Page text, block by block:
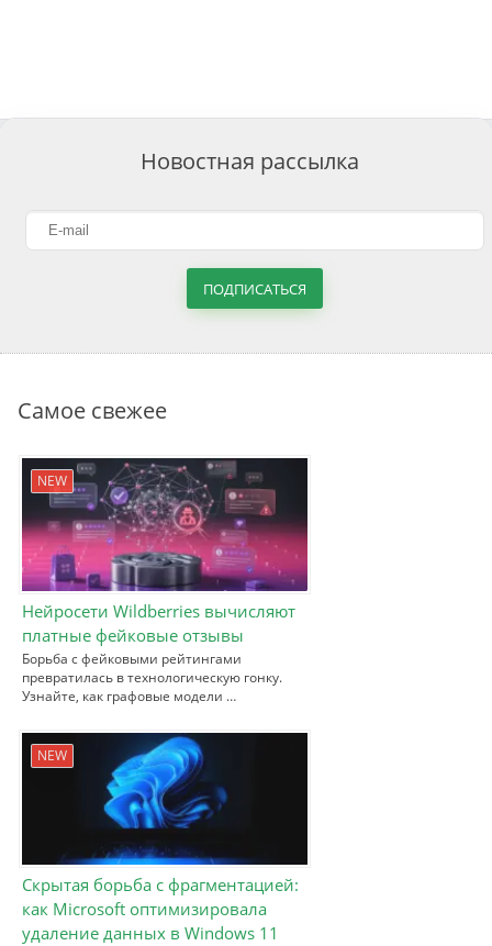
Новостная рассылка
ПОДПИСАТЬСЯ
Самое свежее
NEW
Нейросети Wildberries вычисляют
платные фейковые отзывы
Борьба с фейковыми рейтингами
превратилась в технологическую гонку.
Узнайте, как графовые модели …
NEW
Скрытая борьба с фрагментацией:
как Microsoft оптимизировала
удаление данных в Windows 11